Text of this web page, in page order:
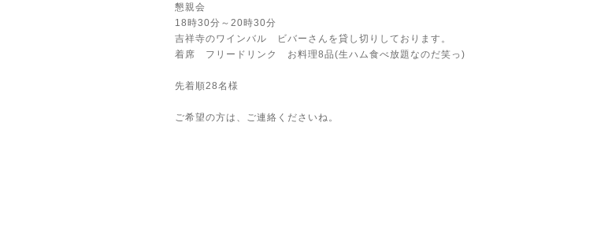
懇親会
18時30分～20時30分
吉祥寺のワインバル ビバーさんを貸し切りしております。
着席 フリードリンク お料理8品(生ハム食べ放題なのだ笑っ)
先着順28名様
ご希望の方は、ご連絡くださいね。